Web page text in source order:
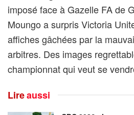
imposé face à Gazelle FA de
Moungo a surpris Victoria
affiches gâchées par la
arbitres. Des images
championnat qui veut se
Lireaussi